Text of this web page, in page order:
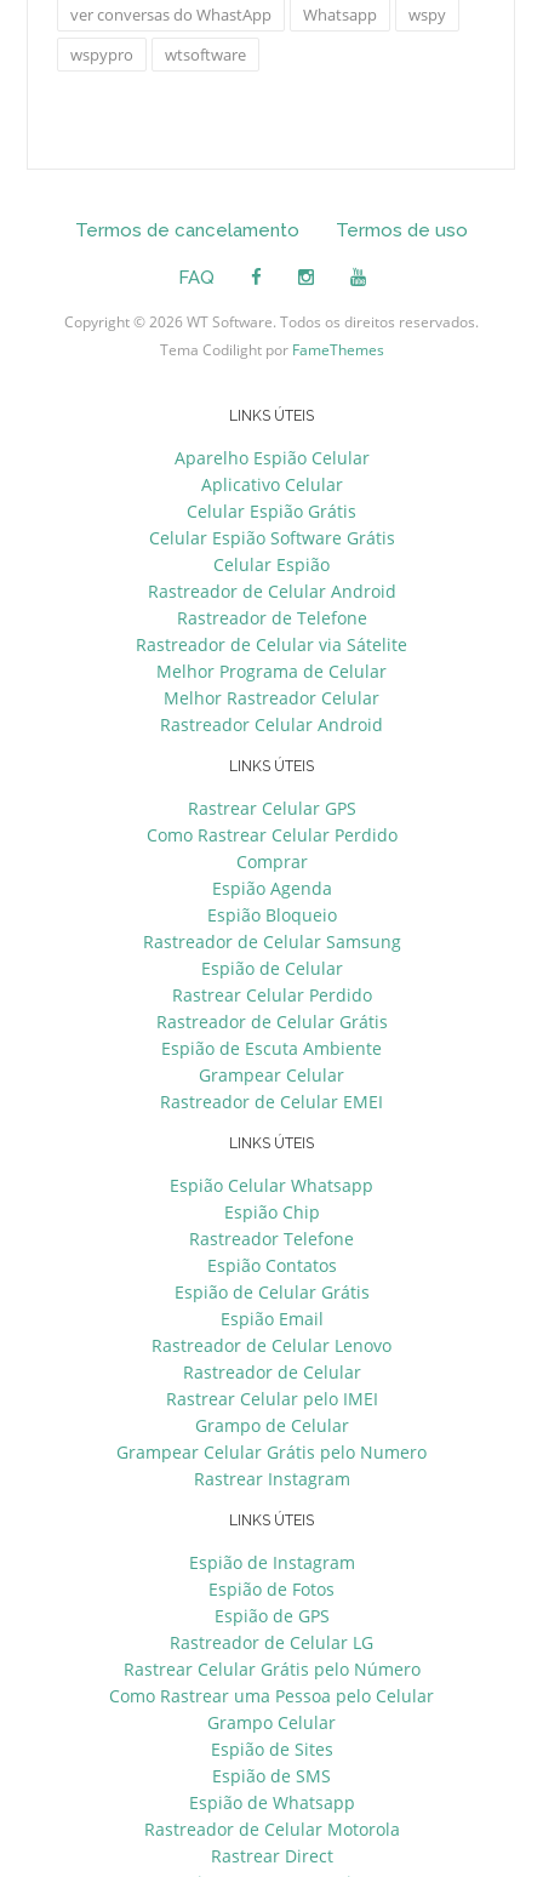
ver conversas do WhastApp
Whatsapp
wspy
wspypro
wtsoftware
Termos de cancelamento Termos de uso
FAQ
Copyright © 2026 WT Software. Todos os direitos reservados.
Tema Codilight por FameThemes
LINKS ÚTEIS
Aparelho Espião Celular
Aplicativo Celular
Celular Espião Grátis
Celular Espião Software Grátis
Celular Espião
Rastreador de Celular Android
Rastreador de Telefone
Rastreador de Celular via Sátelite
Melhor Programa de Celular
Melhor Rastreador Celular
Rastreador Celular Android
LINKS ÚTEIS
Rastrear Celular GPS
Como Rastrear Celular Perdido
Comprar
Espião Agenda
Espião Bloqueio
Rastreador de Celular Samsung
Espião de Celular
Rastrear Celular Perdido
Rastreador de Celular Grátis
Espião de Escuta Ambiente
Grampear Celular
Rastreador de Celular EMEI
LINKS ÚTEIS
Espião Celular Whatsapp
Espião Chip
Rastreador Telefone
Espião Contatos
Espião de Celular Grátis
Espião Email
Rastreador de Celular Lenovo
Rastreador de Celular
Rastrear Celular pelo IMEI
Grampo de Celular
Grampear Celular Grátis pelo Numero
Rastrear Instagram
LINKS ÚTEIS
Espião de Instagram
Espião de Fotos
Espião de GPS
Rastreador de Celular LG
Rastrear Celular Grátis pelo Número
Como Rastrear uma Pessoa pelo Celular
Grampo Celular
Espião de Sites
Espião de SMS
Espião de Whatsapp
Rastreador de Celular Motorola
Rastrear Direct